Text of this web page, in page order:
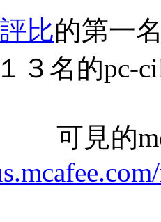
比的第一
３名的pc-
可見的